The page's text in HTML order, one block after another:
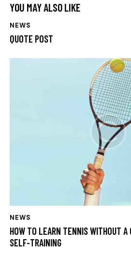
YOU MAY ALSO LIKE
NEWS
QUOTE POST
NEWS
HOW TO LEARN TENNIS WITHOUT A
SELF-TRAINING